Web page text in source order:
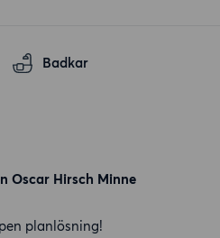
Badkar
Oscar Hirsch Minne
planlösning!